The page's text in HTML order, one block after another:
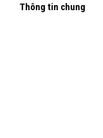
Thông tin chung